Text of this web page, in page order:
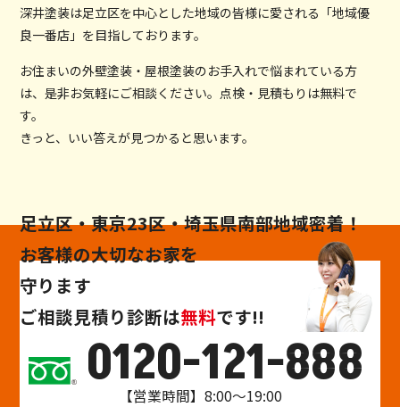
深井塗装は足立区を中心とした地域の皆様に愛される「地域優
良一番店」を目指しております。
お住まいの外壁塗装・屋根塗装のお手入れで悩まれている方
は、是非お気軽にご相談ください。点検・見積もりは無料で
す。
きっと、いい答えが見つかると思います。
足立区・東京23区・埼玉県南部地域密着！
お客様の大切なお家を
守ります
ご相談見積り診断は無料です!!
0120-121-888
【営業時間】8:00～19:00